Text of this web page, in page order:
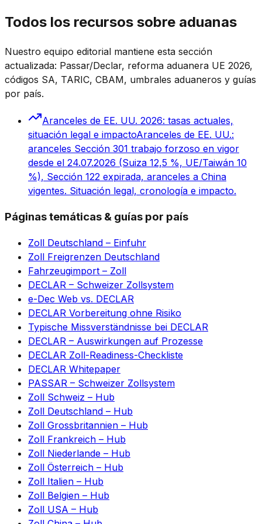
Todos los recursos sobre aduanas
Nuestro equipo editorial mantiene esta sección
actualizada: Passar/Declar, reforma aduanera UE 2026,
códigos SA, TARIC, CBAM, umbrales aduaneros y guías
por país.
Aranceles de EE. UU. 2026: tasas actuales,
situación legal e impactoAranceles de EE. UU.:
aranceles Sección 301 trabajo forzoso en vigor
desde el 24.07.2026 (Suiza 12,5 %, UE/Taiwán 10
%), Sección 122 expirada, aranceles a China
vigentes. Situación legal, cronología e impacto.
Páginas temáticas & guías por país
Zoll Deutschland – Einfuhr
Zoll Freigrenzen Deutschland
Fahrzeugimport – Zoll
DECLAR – Schweizer Zollsystem
e-Dec Web vs. DECLAR
DECLAR Vorbereitung ohne Risiko
Typische Missverständnisse bei DECLAR
DECLAR – Auswirkungen auf Prozesse
DECLAR Zoll-Readiness-Checkliste
DECLAR Whitepaper
PASSAR – Schweizer Zollsystem
Zoll Schweiz – Hub
Zoll Deutschland – Hub
Zoll Grossbritannien – Hub
Zoll Frankreich – Hub
Zoll Niederlande – Hub
Zoll Österreich – Hub
Zoll Italien – Hub
Zoll Belgien – Hub
Zoll USA – Hub